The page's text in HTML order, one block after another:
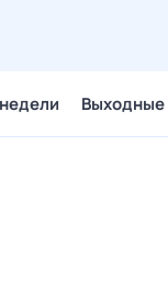
Выходные